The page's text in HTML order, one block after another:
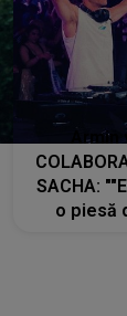
SACHA:
o piesă